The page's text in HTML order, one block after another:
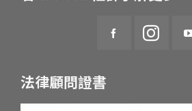
法律顧問證書